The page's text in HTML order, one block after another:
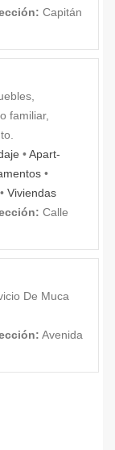
Capitán
familiar,
•Apart-
•
• Viviendas
Calle
De Muca
Avenida